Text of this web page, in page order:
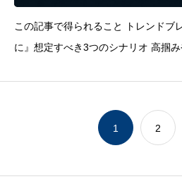
この記事で得られること トレンドブレイクの瞬間に『機械的
に』想定すべき3つのシナリオ 高掴みや乗り遅れが起きる構造的
1
2